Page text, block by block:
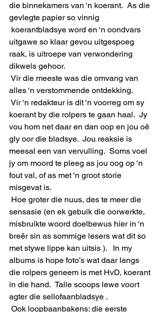
die binnekamers van ‘n koerant.  As die
gevlegte papier so vinnig
koerantbladsye word en ‘n oondvars
uitgawe so klaar gevou uitgespoeg
raak, is uitroepe van verwondering
dikwels gehoor.
Vir die meeste was die omvang van
alles ‘n verstommende ontdekking.
Vir ‘n redakteur is dit ‘n voorreg om sy
koerant by die rolpers te gaan haal.  Jy
vou hom net daar en dan oop en jou oë
gly oor die bladsye.  Jou reaksie is
meesal een van vervulling.  Soms voel
jy om moord te pleeg as jou oog op ‘n
fout val, of as met ‘n groot storie
misgevat is.
Hoe groter die nuus, des te meer die
sensasie (en ek gebuik die oorwerkte,
misbruikte woord doelbewus hier in ‘n
breër sin as sommige lesers wat dit so
met stywe lippe kan uitsis ).   In my
albums is hope foto’s wat daar langs
die rolpers geneem is met HvD, koerant
in die hand.  Talle scoops lewe voort
agter die sellofaanbladsye .
Ook loopbaanbakens: die eerste